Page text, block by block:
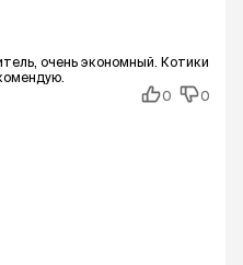
очень экономный. Котики
0
0